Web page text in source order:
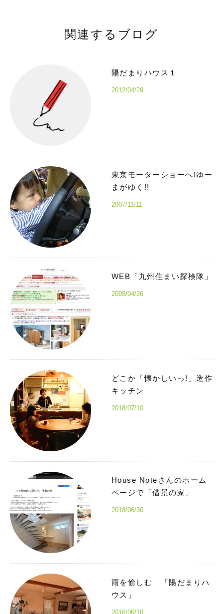
関連するブログ
陽だまりハウス１
2012/04/29
東京モーターショーへ!ゆー
まがゆく!!
2007/11/11
WEB「九州住まい探検隊」
2008/04/26
どこか「懐かしいっ!」造作
キッチン
2018/07/10
House Noteさんのホーム
ページで「借景の家」
2018/06/30
雨を愉しむ 「陽だまりハ
ウス」
2016/06/10